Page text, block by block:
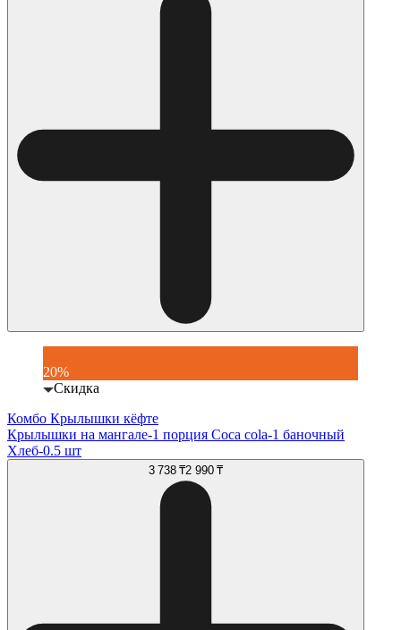
20%
Скидка
Комбо Крылышки кёфте
Крылышки на мангале-1 порция Coca cola-1 баночный
Хлеб-0.5 шт
3 738 ₸2 990 ₸